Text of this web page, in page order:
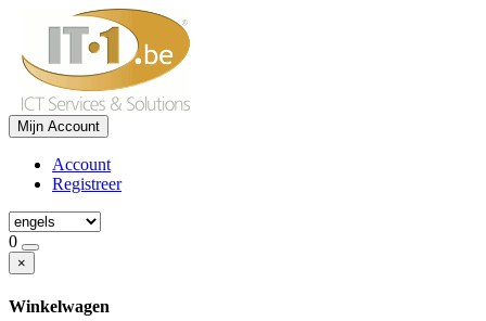
Mijn Account
Account
Registreer
0
×
Winkelwagen